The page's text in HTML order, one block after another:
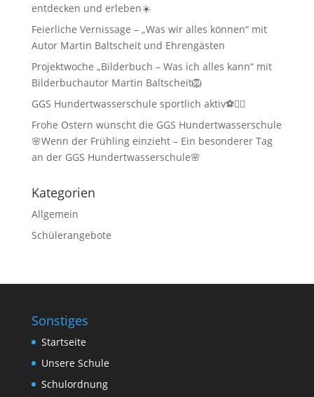
entdecken und erleben☀️
Feierliche Vernissage – „Was wir alles können“ mit
Autor Martin Baltscheit und Ehrengästen
Projektwoche „Bilderbuch – Was ich alles kann“ mit
Bilderbuchautor Martin Baltscheit🦁
GGS Hundertwasserschule sportlich aktiv⚽🏃‍♂️
Frohe Ostern wünscht die GGS Hundertwasserschule
🌸Wenn der Frühling einzieht – Ein besonderer Tag
an der GGS Hundertwasserschule🌸
Kategorien
Allgemein
Schülerangebote
Sonstiges
Startseite
Unsere Schule
Schulordnung